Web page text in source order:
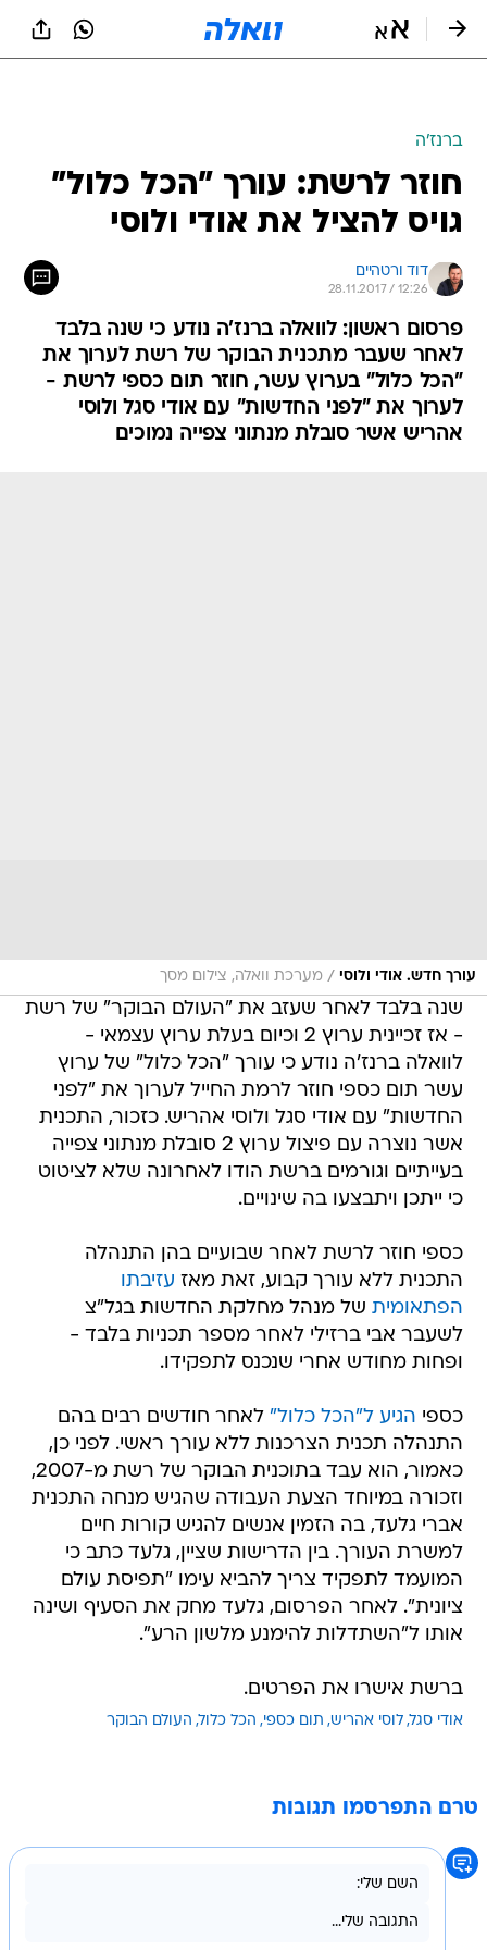
ברנז'ה
חוזר לרשת: עורך "הכל כלול"
גויס להציל את אודי ולוסי
דוד ורטהיים
28.11.2017 / 12:26
פרסום ראשון: לוואלה ברנז'ה נודע כי שנה בלבד
לאחר שעבר מתכנית הבוקר של רשת לערוך את
"הכל כלול" בערוץ עשר, חוזר תום כספי לרשת -
לערוך את "לפני החדשות" עם אודי סגל ולוסי
אהריש אשר סובלת מנתוני צפייה נמוכים
עורך חדש. אודי ולוסי / מערכת וואלה, צילום מסך
שנה בלבד לאחר שעזב את "העולם הבוקר" של רשת
- אז זכיינית ערוץ 2 וכיום בעלת ערוץ עצמאי -
לוואלה ברנז'ה נודע כי עורך "הכל כלול" של ערוץ
עשר תום כספי חוזר לרמת החייל לערוך את "לפני
החדשות" עם אודי סגל ולוסי אהריש. כזכור, התכנית
אשר נוצרה עם פיצול ערוץ 2 סובלת מנתוני צפייה
בעייתיים וגורמים ברשת הודו לאחרונה שלא לציטוט
כי ייתכן ויתבצעו בה שינויים.
כספי חוזר לרשת לאחר שבועיים בהן התנהלה
התכנית ללא עורך קבוע, זאת מאז עזיבתו
הפתאומית של מנהל מחלקת החדשות בגל"צ
לשעבר אבי ברזילי לאחר מספר תכניות בלבד -
ופחות מחודש אחרי שנכנס לתפקידו.
כספי הגיע ל"הכל כלול" לאחר חודשים רבים בהם
התנהלה תכנית הצרכנות ללא עורך ראשי. לפני כן,
כאמור, הוא עבד בתוכנית הבוקר של רשת מ-2007,
וזכורה במיוחד הצעת העבודה שהגיש מנחה התכנית
אברי גלעד, בה הזמין אנשים להגיש קורות חיים
למשרת העורך. בין הדרישות שציין, גלעד כתב כי
המועמד לתפקיד צריך להביא עימו "תפיסת עולם
ציונית". לאחר הפרסום, גלעד מחק את הסעיף ושינה
אותו ל"השתדלות להימנע מלשון הרע".
ברשת אישרו את הפרטים.
אודי סגל לוסי אהריש תום כספי הכל כלול העולם הבוקר
טרם התפרסמו תגובות